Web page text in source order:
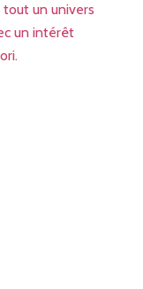
un univers
un intérêt